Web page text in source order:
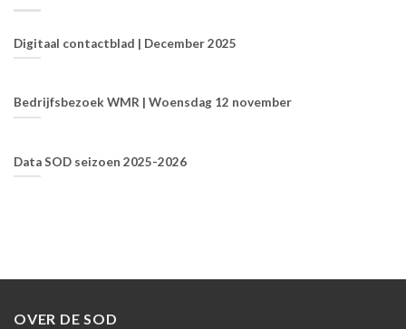
Digitaal contactblad | December 2025
Bedrijfsbezoek WMR | Woensdag 12 november
Data SOD seizoen 2025-2026
OVER DE SOD